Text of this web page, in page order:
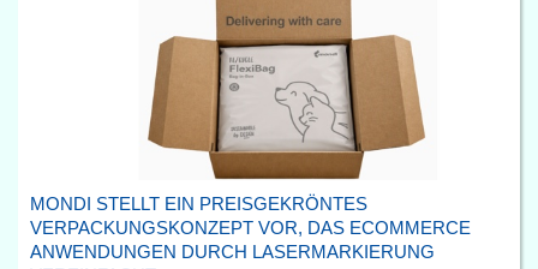
MONDI STELLT EIN PREISGEKRÖNTES
VERPACKUNGSKONZEPT VOR, DAS ECOMMERCE
ANWENDUNGEN DURCH LASERMARKIERUNG